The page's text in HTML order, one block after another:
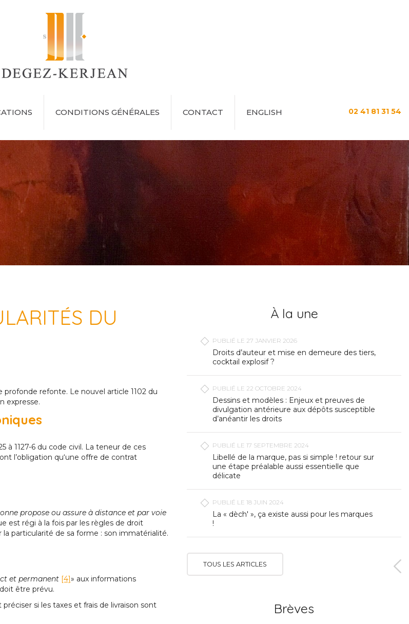
CONDITIONS GÉNÉRALES CONTACT ENGLISH 02 41 81 31 54
DU
profonde refonte. Le nouvel article 1102 du
expresse.
à 1127-6 du code civil. La teneur de ces
l’obligation qu‘une offre de contrat
propose ou assure à distance et par voie
est régi à la fois par les règles de droit
particularité de sa forme : son immatérialité.
et permanent [4]» aux informations
être prévu.
si les taxes et frais de livraison sont
À la une
PUBLIÉ LE 27 JANVIER 2026
Droits d’auteur et mise en demeure des tiers,
cocktail explosif ?
PUBLIÉ LE 22 OCTOBRE 2024
Dessins et modèles : Enjeux et preuves de
divulgation antérieure aux dépôts susceptible
d’anéantir les droits
PUBLIÉ LE 17 SEPTEMBRE 2024
Libellé de la marque, pas si simple ! retour sur
une étape préalable aussi essentielle que
délicate
PUBLIÉ LE 18 JUIN 2024
La « dèch' », ça existe aussi pour les marques
!
TOUS LES ARTICLES
Brèves